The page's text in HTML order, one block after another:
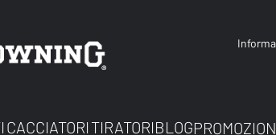
CACCIATORI TIRATORIBLOG